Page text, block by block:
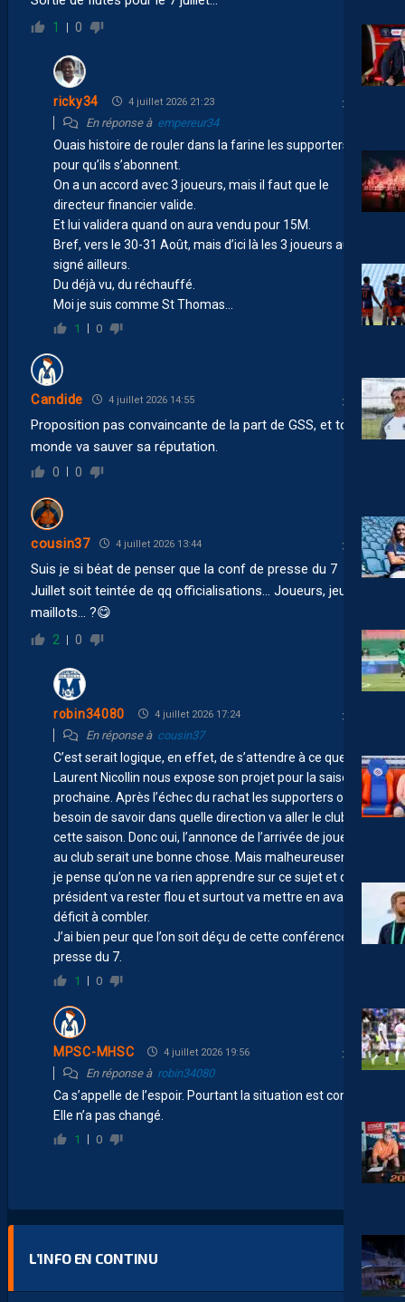
1 0
ricky34 4 juillet 2026 21:23
En réponse à empereur34
Ouais histoire de rouler dans la farine les supporters
pour qu’ils s’abonnent.
On a un accord avec 3 joueurs, mais il faut que le
directeur financier valide.
Et lui validera quand on aura vendu pour 15M.
Bref, vers le 30-31 Août, mais d’ici là les 3 joueurs auront
signé ailleurs.
Du déjà vu, du réchauffé.
Moi je suis comme St Thomas…
1 0
Candide 4 juillet 2026 14:55
Proposition pas convaincante de la part de GSS, et tout le
monde va sauver sa réputation.
0 0
cousin37 4 juillet 2026 13:44
Suis je si béat de penser que la conf de presse du 7
Juillet soit teintée de qq officialisations… Joueurs, jeux de
maillots… ?😋
2 0
robin34080 4 juillet 2026 17:24
En réponse à cousin37
C’est serait logique, en effet, de s’attendre à ce que
Laurent Nicollin nous expose son projet pour la saison
prochaine. Après l’échec du rachat les supporters ont
besoin de savoir dans quelle direction va aller le club
cette saison. Donc oui, l’annonce de l’arrivée de joueurs
au club serait une bonne chose. Mais malheureusement
je pense qu’on ne va rien apprendre sur ce sujet et que le
président va rester flou et surtout va mettre en avant le
déficit à combler.
J’ai bien peur que l’on soit déçu de cette conférence de
presse du 7.
1 0
MPSC-MHSC 4 juillet 2026 19:56
En réponse à robin34080
Ca s’appelle de l’espoir. Pourtant la situation est connue.
Elle n’a pas changé.
1 0
L’INFO EN CONTINU